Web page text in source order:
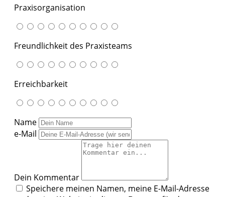
Praxisorganisation
Freundlichkeit des Praxisteams
Erreichbarkeit
Name
e-Mail
Dein Kommentar
Speichere meinen Namen, meine E-Mail-Adresse